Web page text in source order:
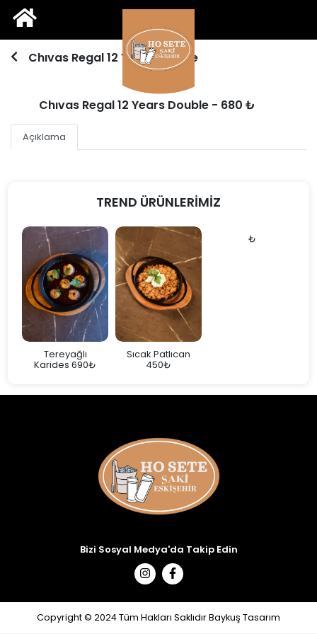
Chıvas Regal 12 Years Double
Chıvas Regal 12 Years Double - 680 ₺
Açıklama
TREND ÜRÜNLERİMİZ
Tereyağlı
Karides 690₺
Sıcak Patlıcan
450₺
₺
Bizi Sosyal Medya'da Takip Edin
Copyright © 2024 Tüm Hakları Saklıdır Baykuş Tasarım